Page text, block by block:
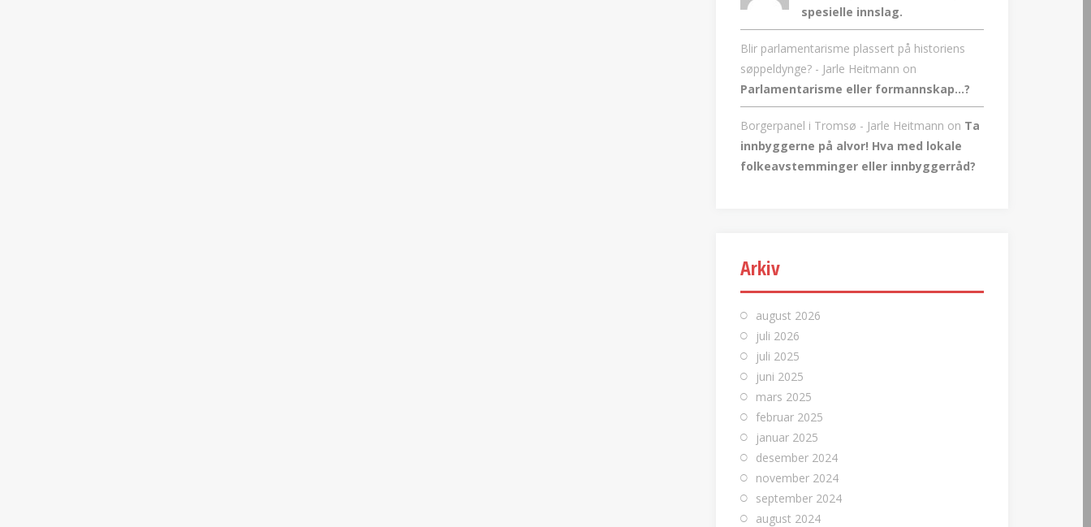
spesielle innslag.
Blir parlamentarisme plassert på historiens
søppeldynge? - Jarle Heitmann on
Parlamentarisme eller formannskap…?
Borgerpanel i Tromsø - Jarle Heitmann on Ta
innbyggerne på alvor! Hva med lokale
folkeavstemminger eller innbyggerråd?
Arkiv
august 2026
juli 2026
juli 2025
juni 2025
mars 2025
februar 2025
januar 2025
desember 2024
november 2024
september 2024
august 2024